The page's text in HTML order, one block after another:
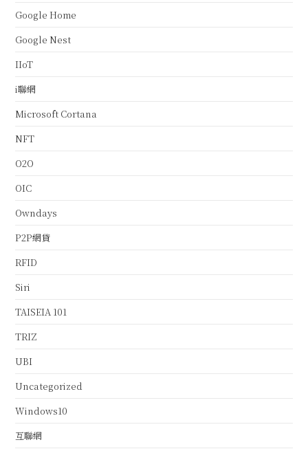
Google Home
Google Nest
IIoT
i聯網
Microsoft Cortana
NFT
O2O
OIC
Owndays
P2P網貸
RFID
Siri
TAISEIA 101
TRIZ
UBI
Uncategorized
Windows10
互聯網